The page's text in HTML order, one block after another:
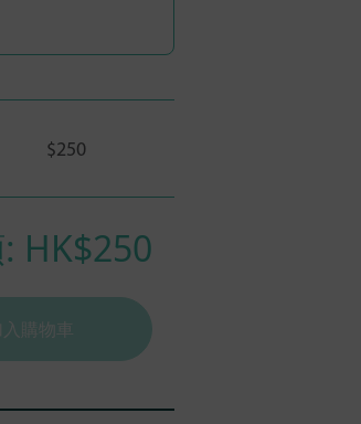
$250
HK$250
入購物車